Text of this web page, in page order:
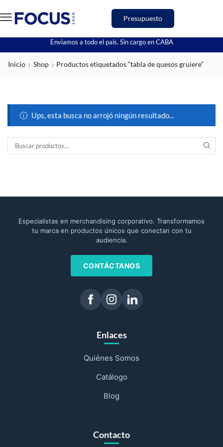
Presupuesto
Enviamos a todo el país. Sin cargo en CABA
Inicio Shop Productos etiquetados “tabla de quesos gruiere”
Ups, esta busca no arrojó ningún resultado...
Especialistas en merchandising corporativo. Transformamos
tu marca en productos únicos que conectan con tu
audiencia.
CONTÁCTANOS
Enlaces
Quiénes Somos
Catálogo
Blog
Contacto